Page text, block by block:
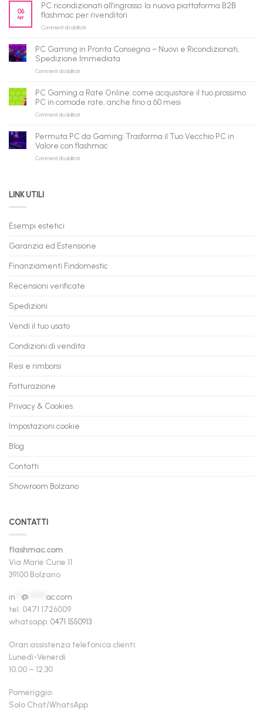
pronto
per
gli
AI:
il
tuo
assistente
può
fare
qui
06
Apr
PC ricondizionati all’ingrosso: la nuova piattaforma B2B
flashmac per rivenditori
Commenti disabilitatisu
ricondizionati
all’ingrosso:
la
B2B
per
PC Gaming in Pronta Consegna – Nuovi e Ricondizionati,
Spedizione Immediata
Commenti disabilitatisu
Gaming
in
Pronta
Consegna
Nuovi
Ricondizionati,
Spedizione
PC Gaming a Rate Online: come acquistare il tuo prossimo
PC in comode rate, anche fino a 60 mesi
Commenti disabilitatisu
Gaming
Rate
Online:
anche
a
Permuta PC da Gaming: Trasforma il Tuo Vecchio PC in
Valore con flashmac
Commenti disabilitatisu
in
con
LINK UTILI
Esempi estetici
Garanzia ed Estensione
Finanziamenti Findomestic
Recensioni verificate
Spedizioni
Vendi il tuo usato
Condizioni di vendita
Resi e rimborsi
Fatturazione
Privacy & Cookies
Impostazioni cookie
Blog
Contatti
Showroom Bolzano
CONTATTI
flashmac.com
Via Marie Curie 11
39100 Bolzano
in @
ac.com
tel. 0471 1726009
whatsapp: 0471 1550913
Orari assistenza telefonica clienti:
Lunedì-Venerdì
10.00 – 12.30
Pomeriggio:
Solo Chat/WhatsApp